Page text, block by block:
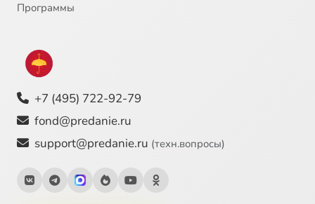
Программы
+7 (495) 722-92-79
fond@predanie.ru
support@predanie.ru (техн.вопросы)